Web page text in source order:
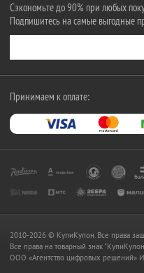
Сэкономьте до 90% при любых
Подпишитесь на самые выгодные
Принимаем к оплате:
2010-2026 © КупиКупон. Все права
Все права на товарный знак
OOO «Агентство цифровых